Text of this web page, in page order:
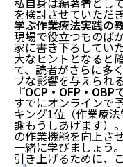
を検討させていただ
学ぶ作業療法実践の
現場で役立つものば
家に書き下ろしてい
大なヒントとなると
て、読者がさらに多
ブな影響を与えられ
『OCP・OFP・OBP
すでにオンラインで
キング1位（作業療
謝もうしあげます）
の作業機能を向上さ
一緒に学びましょう
引き上げるために、